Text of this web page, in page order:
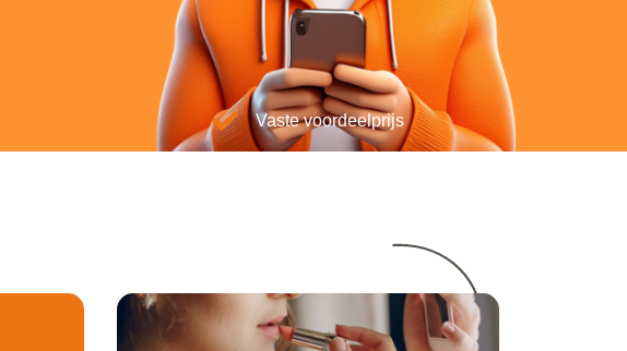
Vaste voordeelprijs